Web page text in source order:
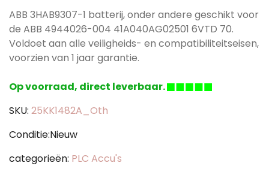
ABB 3HAB9307-1 batterij, onder andere geschikt voor
de ABB 4944026-004 41A040AG02501 6VTD 70.
Voldoet aan alle veiligheids- en compatibiliteitseisen,
voorzien van 1 jaar garantie.
Op voorraad, direct leverbaar.
SKU: 25KK1482A_Oth
Conditie:Nieuw
categorieën: PLC Accu's